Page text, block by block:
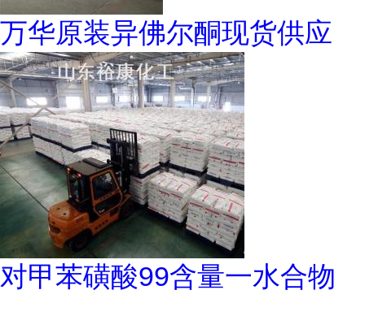
万华原装异佛尔酮现货供应
对甲苯磺酸99含量一水合物